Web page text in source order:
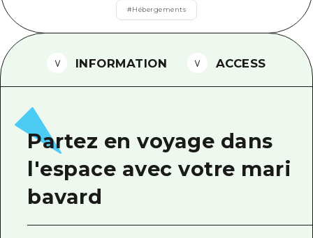
Guide bénévole
Informations sur le transport en
Brochure touristique
#Hébergements
INFORMATION ACCESS
Partez en voyage dans
l'espace avec votre mari
bavard